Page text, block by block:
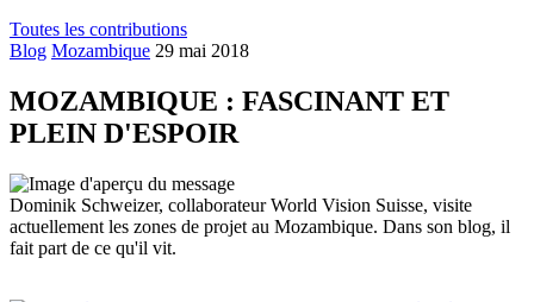
Toutes les contributions
Blog Mozambique 29 mai 2018
MOZAMBIQUE : FASCINANT ET
PLEIN D'ESPOIR
Dominik Schweizer, collaborateur World Vision Suisse, visite
actuellement les zones de projet au Mozambique. Dans son blog, il
fait part de ce qu'il vit.